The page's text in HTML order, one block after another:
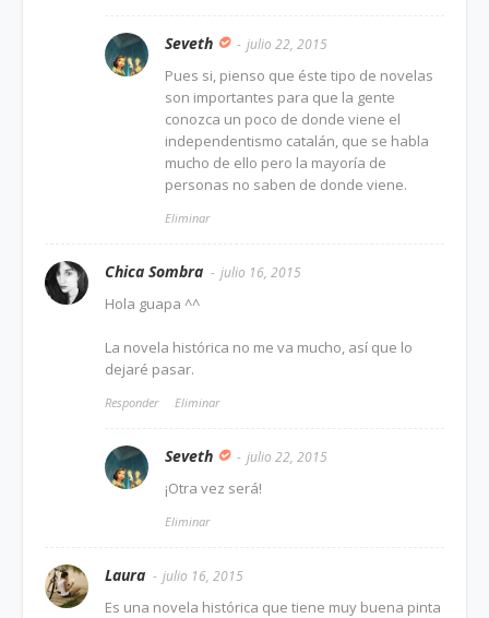
Seveth julio 22, 2015
Pues si, pienso que éste tipo de novelas
son importantes para que la gente
conozca un poco de donde viene el
independentismo catalán, que se habla
mucho de ello pero la mayoría de
personas no saben de donde viene.
Eliminar
Chica Sombra julio 16, 2015
Hola guapa ^^
La novela histórica no me va mucho, así que lo
dejaré pasar.
Responder Eliminar
Seveth julio 22, 2015
¡Otra vez será!
Eliminar
Laura julio 16, 2015
Es una novela histórica que tiene muy buena pinta